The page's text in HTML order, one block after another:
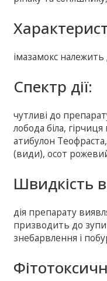
імазамокс належить
Спектр дії:
чутливі до
лобода біла,
атибулон
(види), осот
Швидкість
дія препарату
призводить до
знебарвлення і